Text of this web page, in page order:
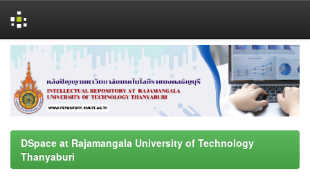
navigation
DSpace at Rajamangala University of Technology
Thanyaburi